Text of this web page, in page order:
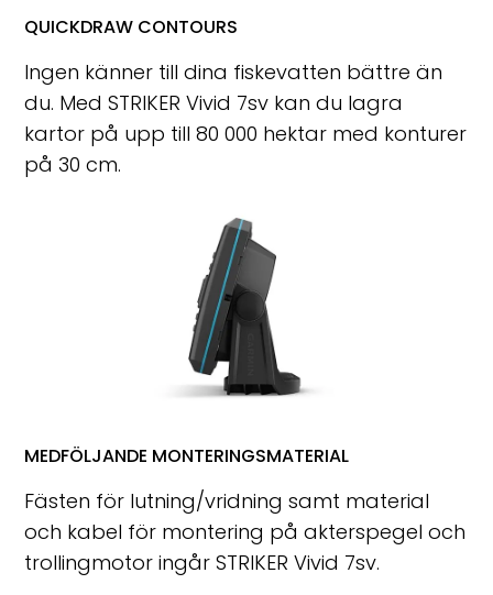
QUICKDRAW CONTOURS
Ingen känner till dina fiskevatten bättre än
du. Med STRIKER Vivid 7sv kan du lagra
kartor på upp till 80 000 hektar med konturer
på 30 cm.
MEDFÖLJANDE MONTERINGSMATERIAL
Fästen för lutning/vridning samt material
och kabel för montering på akterspegel och
trollingmotor ingår STRIKER Vivid 7sv.